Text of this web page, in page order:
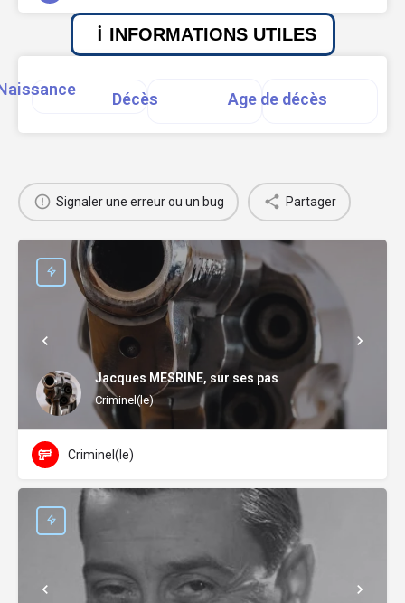
INFORMATIONS UTILES
Décès Age de décès
Signaler une erreur ou un bug Partager
Jacques MESRINE, sur ses pas
Criminel(le)
Criminel(le)